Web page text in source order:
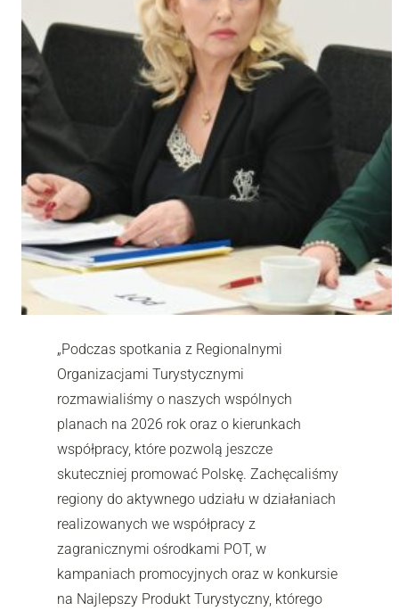
„Podczas spotkania z Regionalnymi
Organizacjami Turystycznymi
rozmawialiśmy o naszych wspólnych
planach na 2026 rok oraz o kierunkach
współpracy, które pozwolą jeszcze
skuteczniej promować Polskę. Zachęcaliśmy
regiony do aktywnego udziału w działaniach
realizowanych we współpracy z
zagranicznymi ośrodkami POT, w
kampaniach promocyjnych oraz w konkursie
na Najlepszy Produkt Turystyczny, którego